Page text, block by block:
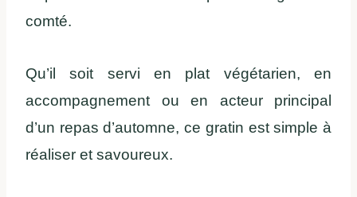
comté.
Qu’il soit servi en plat végétarien, en
accompagnement ou en acteur principal
d’un repas d’automne, ce gratin est simple à
réaliser et savoureux.